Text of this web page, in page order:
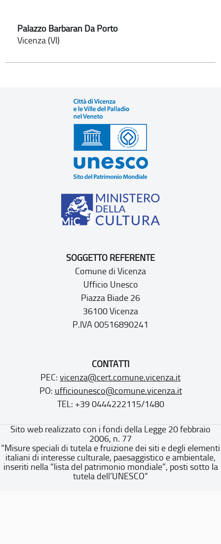
Palazzo Barbaran Da Porto
Vicenza (VI)
SOGGETTO REFERENTE
Comune di Vicenza
Ufficio Unesco
Piazza Biade 26
36100 Vicenza
P.IVA 00516890241
CONTATTI
PEC: vicenza@cert.comune.vicenza.it
PO: ufficiounesco@comune.vicenza.it
TEL: +39 0444222115/1480
Sito web realizzato con i fondi della Legge 20 febbraio
2006, n. 77
“Misure speciali di tutela e fruizione dei siti e degli elementi
italiani di interesse culturale, paesaggistico e ambientale,
inseriti nella “lista del patrimonio mondiale”, posti sotto la
tutela dell’UNESCO”